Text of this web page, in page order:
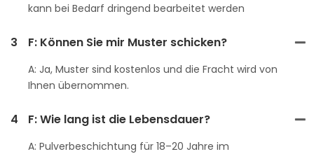
kann bei Bedarf dringend bearbeitet werden
3 F: Können Sie mir Muster schicken?
A: Ja, Muster sind kostenlos und die Fracht wird von
Ihnen übernommen.
4 F: Wie lang ist die Lebensdauer?
A: Pulverbeschichtung für 18–20 Jahre im